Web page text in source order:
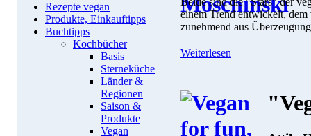
Rezepte vegan
Produkte, Einkauftipps
Buchtipps
Kochbücher
Basis
Sterneküche
Länder &
Regionen
Saison &
Produkte
Vegan
einem Trend entwickelt,
zunehmend aus
Weiterlesen